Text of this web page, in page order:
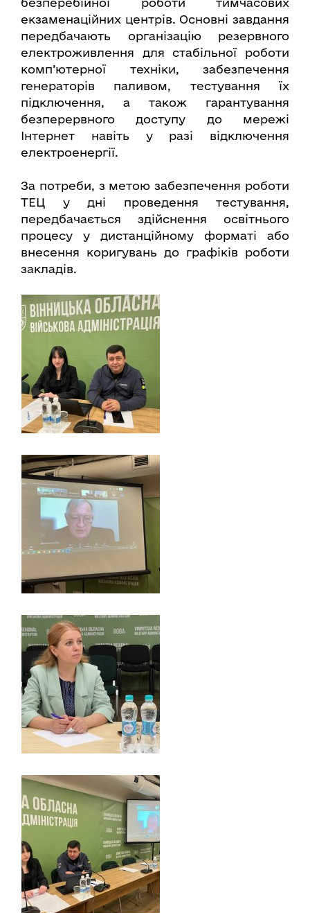
екзаменаційних центрів. Основні завдання
передбачають організацію резервного
електроживлення для стабільної роботи
комп’ютерної техніки, забезпечення
генераторів паливом, тестування їх
підключення, а також гарантування
безперервного доступу до мережі
Інтернет навіть у разі відключення
електроенергії.
За потреби, з метою забезпечення роботи
ТЕЦ у дні проведення тестування,
передбачається здійснення освітнього
процесу у дистанційному форматі або
внесення коригувань до графіків роботи
закладів.